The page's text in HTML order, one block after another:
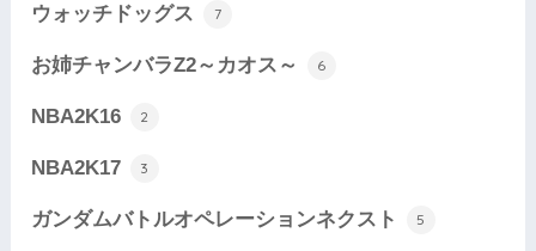
ウォッチドッグス 7
お姉チャンバラZ2～カオス～ 6
NBA2K16 2
NBA2K17 3
ガンダムバトルオペレーションネクスト 5